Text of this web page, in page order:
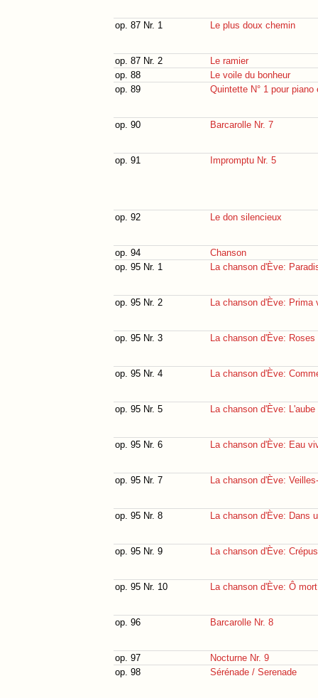
op. 87 Nr. 1 Le plus doux chemin
op. 87 Nr. 2
Le ramier
op. 88
Le voile du bonheur
op. 89
Quintette N° 1 pour
op. 90 Barcarolle Nr. 7
op. 91 Impromptu Nr. 5
op. 92 Le don silencieux
op. 94
Chanson
op. 95 Nr. 1
La chanson d'Ève:
op. 95 Nr. 2 La chanson d'Ève: Prima
op. 95 Nr. 3 La chanson d'Ève: Roses
op. 95 Nr. 4 La chanson d'Ève:
op. 95 Nr. 5 La chanson d'Ève: L'aube
op. 95 Nr. 6 La chanson d'Ève: Eau
op. 95 Nr. 7 La chanson d'Ève:
op. 95 Nr. 8 La chanson d'Ève: Dans
op. 95 Nr. 9 La chanson d'Ève:
op. 95 Nr. 10 La chanson d'Ève: Ô
op. 96 Barcarolle Nr. 8
op. 97
Nocturne Nr. 9
op. 98
Sérénade / Serenade